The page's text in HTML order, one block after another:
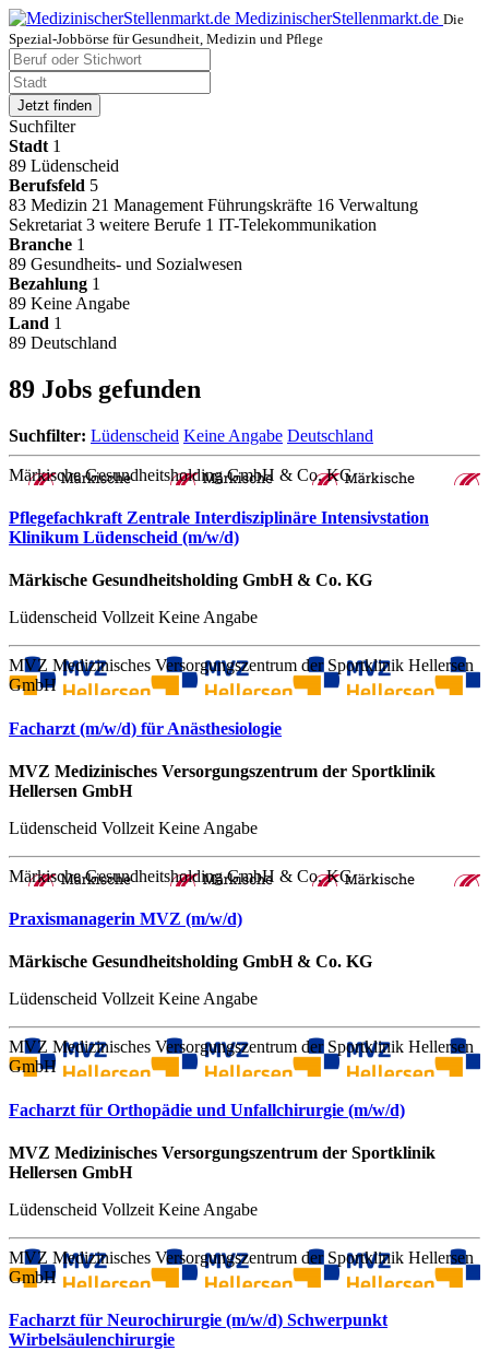
MedizinischerStellenmarkt.de Die
Spezial-Jobbörse für Gesundheit, Medizin und Pflege
Jetzt finden
Suchfilter
Stadt 1
89 Lüdenscheid
Berufsfeld 5
83 Medizin 21 Management Führungskräfte 16 Verwaltung
Sekretariat 3 weitere Berufe 1 IT-Telekommunikation
Branche 1
89 Gesundheits- und Sozialwesen
Bezahlung 1
89 Keine Angabe
Land 1
89 Deutschland
89 Jobs gefunden
Suchfilter: Lüdenscheid Keine Angabe Deutschland
Märkische Gesundheitsholding GmbH & Co. KG
Pflegefachkraft Zentrale Interdisziplinäre Intensivstation
Klinikum Lüdenscheid (m/w/d)
Märkische Gesundheitsholding GmbH & Co. KG
Lüdenscheid Vollzeit Keine Angabe
MVZ Medizinisches Versorgungszentrum der Sportklinik Hellersen
GmbH
Facharzt (m/w/d) für Anästhesiologie
MVZ Medizinisches Versorgungszentrum der Sportklinik
Hellersen GmbH
Lüdenscheid Vollzeit Keine Angabe
Märkische Gesundheitsholding GmbH & Co. KG
Praxismanagerin MVZ (m/w/d)
Märkische Gesundheitsholding GmbH & Co. KG
Lüdenscheid VollzeitKeine Angabe
MVZ Medizinisches Versorgungszentrum der Sportklinik Hellersen
GmbH
Facharzt für Orthopädie und Unfallchirurgie (m/w/d)
MVZ Medizinisches Versorgungszentrum der Sportklinik
Hellersen GmbH
Lüdenscheid Vollzeit Keine Angabe
MVZ Medizinisches Versorgungszentrum der Sportklinik Hellersen
GmbH
Facharzt für Neurochirurgie (m/w/d) Schwerpunkt
Wirbelsäulenchirurgie